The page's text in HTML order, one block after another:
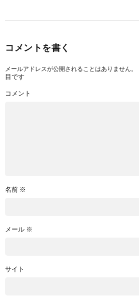
コメントを書く
メールアドレスが公開されることはありません。
目です
コメント
名前 ※
メール ※
サイト